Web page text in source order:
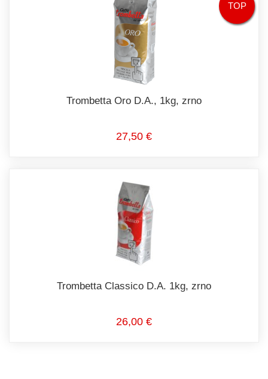
TOP
Trombetta Oro D.A., 1kg, zrno
27,50 €
Trombetta Classico D.A. 1kg, zrno
26,00 €